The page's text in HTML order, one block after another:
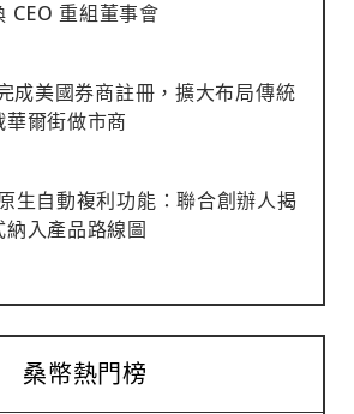
CEO 重組董事會
美國券商註冊，擴大布局傳統
爾街做市商
生自動複利功能：聯合創辦人揭
入產品路線圖
桑幣熱門榜